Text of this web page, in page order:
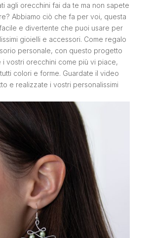
agli orecchini fai da te ma non sapete
Abbiamo ciò che fa per voi, questa
e divertente che puoi usare per
gioielli e accessori. Come regalo
personale, con questo progetto
vostri orecchini come più vi piace,
colori e forme. Guardate il video
e realizzate i vostri personalissimi